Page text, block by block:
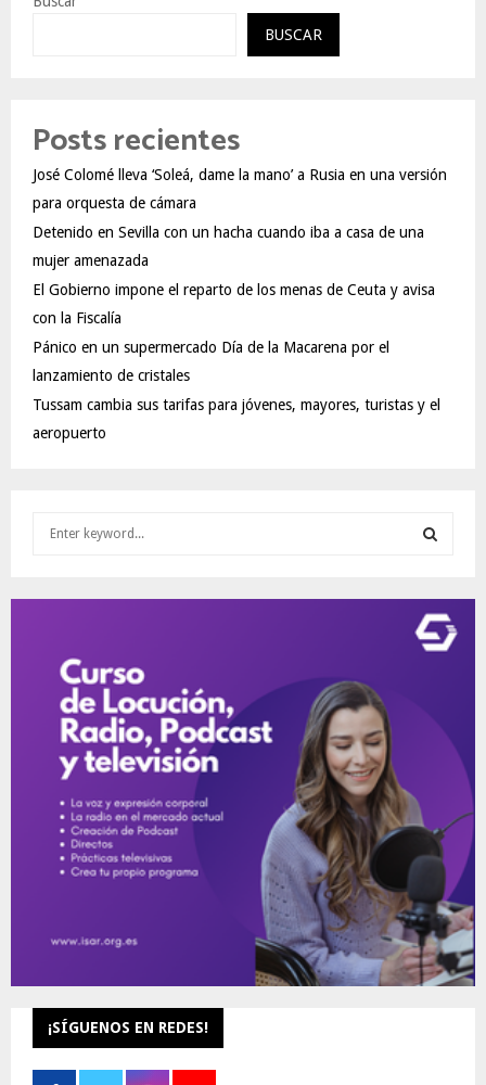
BUSCAR
Posts recientes
José Colomé lleva ‘Soleá, dame la mano’ a Rusia en una versión
para orquesta de cámara
Detenido en Sevilla con un hacha cuando iba a casa de una
mujer amenazada
El Gobierno impone el reparto de los menas de Ceuta y avisa
con la Fiscalía
Pánico en un supermercado Día de la Macarena por el
lanzamiento de cristales
Tussam cambia sus tarifas para jóvenes, mayores, turistas y el
aeropuerto
E
¡SÍGUENOS EN REDES!